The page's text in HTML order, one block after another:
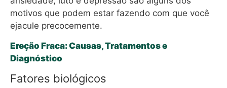
motivos que podem estar fazendo com que você
ejacule precocemente.
Ereção Fraca: Causas, Tratamentos e
Diagnóstico
Fatores biológicos